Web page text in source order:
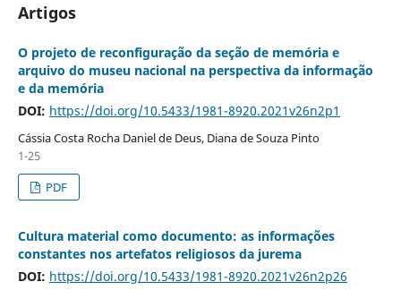
Artigos
O projeto de reconfiguração da seção de memória e
arquivo do museu nacional na perspectiva da informação
e da memória
DOI: https://doi.org/10.5433/1981-8920.2021v26n2p1
Cássia Costa Rocha Daniel de Deus, Diana de Souza Pinto
1-25
PDF
Cultura material como documento: as informações
constantes nos artefatos religiosos da jurema
DOI: https://doi.org/10.5433/1981-8920.2021v26n2p26